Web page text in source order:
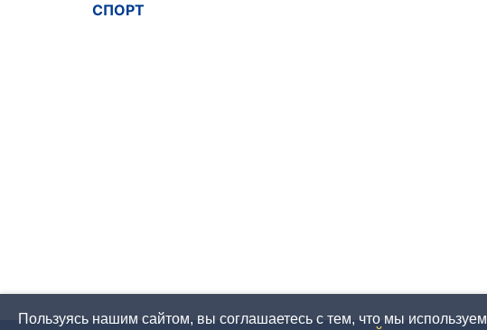
СПОРТ
Пользуясь нашим сайтом, вы соглашаетесь с тем, что мы используем